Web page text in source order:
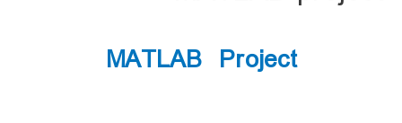
MATLAB Project